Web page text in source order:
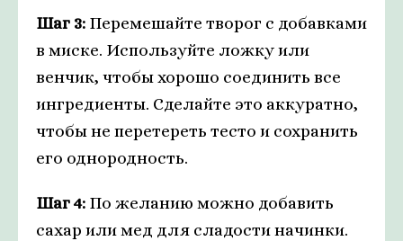
Шаг 3: Перемешайте творог с добавками
в миске. Используйте ложку или
венчик, чтобы хорошо соединить все
ингредиенты. Сделайте это аккуратно,
чтобы не перетереть тесто и сохранить
его однородность.
Шаг 4: По желанию можно добавить
сахар или мед для сладости начинки.